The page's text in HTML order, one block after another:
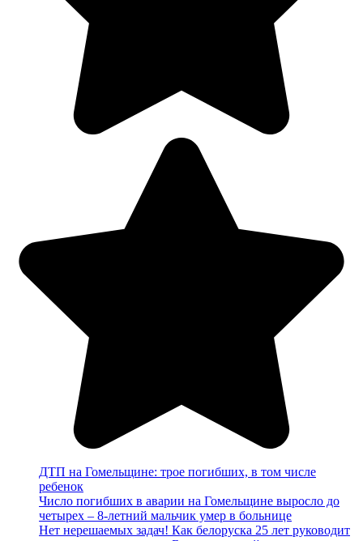
ДТП на Гомельщине: трое погибших, в том числе
ребенок
Число погибших в аварии на Гомельщине выросло до
четырех – 8-летний мальчик умер в больнице
Нет нерешаемых задач! Как белоруска 25 лет руководит